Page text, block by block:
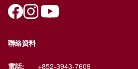
聯絡資料
電話: +852-3943-7609